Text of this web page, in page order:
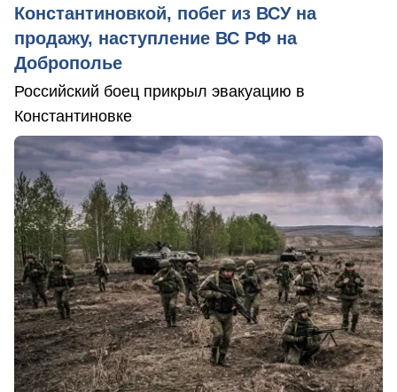
Константиновкой, побег из ВСУ на
продажу, наступление ВС РФ на
Доброполье
Российский боец прикрыл эвакуацию в
Константиновке